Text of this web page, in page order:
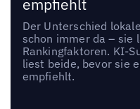
empfiehlt
Der Unterschied
schon immer da – sie
Rankingfaktoren. KI-
liest beide, bevor sie
empfiehlt.